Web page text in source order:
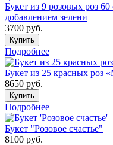
Букет из 9 розовых роз
добавлением зелени
3700 руб.
Купить
Подробнее
Букет из 25 красных роз
8650 руб.
Купить
Подробнее
Букет "Розовое счастье"
8100 руб.